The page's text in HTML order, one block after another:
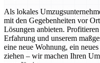
Als lokales
mit den Gegebenheiten vor
Lösungen anbieten.
Erfahrung und unserem
eine neue Wohnung, ein
ziehen – wir machen Ihren